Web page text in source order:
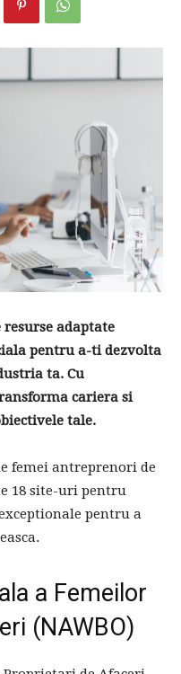
resurse adaptate
pentru a-ti dezvolta
ta. Cu
cariera si
tale.
femei antreprenori de
18 site-uri pentru
pentru a
a Femeilor
(NAWBO)